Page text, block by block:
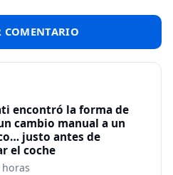
encontró la forma de
cambio manual a un
justo antes de
el coche
horas